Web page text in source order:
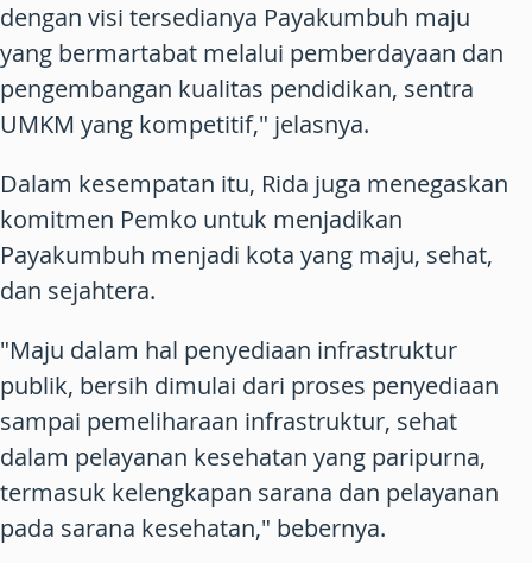
dengan visi tersedianya Payakumbuh maju
yang bermartabat melalui pemberdayaan dan
pengembangan kualitas pendidikan, sentra
UMKM yang kompetitif," jelasnya.
Dalam kesempatan itu, Rida juga menegaskan
komitmen Pemko untuk menjadikan
Payakumbuh menjadi kota yang maju, sehat,
dan sejahtera.
"Maju dalam hal penyediaan infrastruktur
publik, bersih dimulai dari proses penyediaan
sampai pemeliharaan infrastruktur, sehat
dalam pelayanan kesehatan yang paripurna,
termasuk kelengkapan sarana dan pelayanan
pada sarana kesehatan," bebernya.